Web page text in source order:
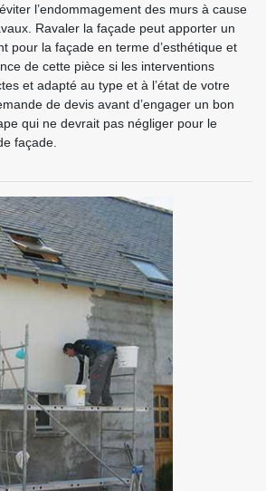
l’endommagement des murs à cause
Ravaler la façade peut apporter un
pour la façade en terme d’esthétique et
de cette pièce si les interventions
et adapté au type et à l’état de votre
de devis avant d’engager un bon
qui ne devrait pas négliger pour le
façade.